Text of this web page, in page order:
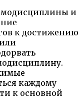
и
к достижению
каждому
к основной